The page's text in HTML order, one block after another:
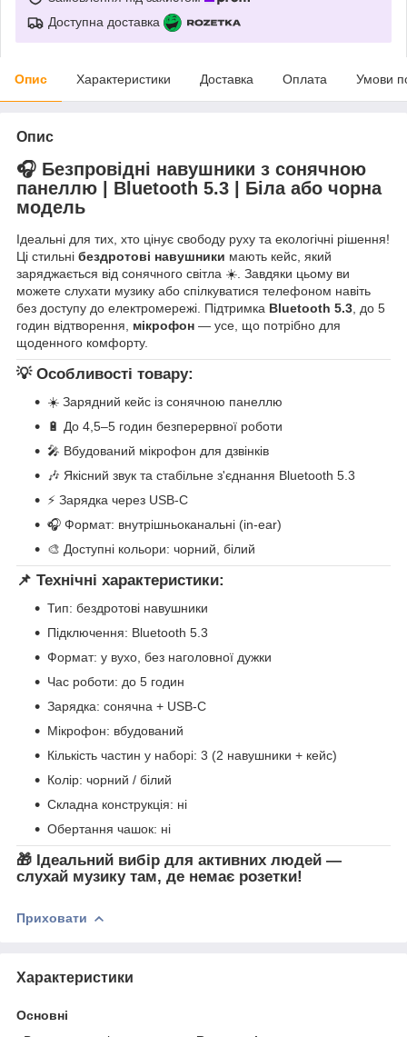
Доступна доставка
Опис Характеристики Доставка Оплата Умови
Опис
🎧 Безпровідні навушники з сонячною
панеллю | Bluetooth 5.3 | Біла або чорна
модель
Ідеальні для тих, хто цінує свободу руху та екологічні рішення!
Ці стильні бездротові навушники мають кейс, який
заряджається від сонячного світла ☀️. Завдяки цьому ви
можете слухати музику або спілкуватися телефоном навіть
без доступу до електромережі. Підтримка Bluetooth 5.3, до 5
годин відтворення, мікрофон — усе, що потрібно для
щоденного комфорту.
💡 Особливості товару:
☀️ Зарядний кейс із сонячною панеллю
🔋 До 4,5–5 годин безперервної роботи
🎤 Вбудований мікрофон для дзвінків
🎶 Якісний звук та стабільне з'єднання Bluetooth 5.3
⚡ Зарядка через USB-C
🎧 Формат: внутрішньоканальні (in-ear)
🎨 Доступні кольори: чорний, білий
📌 Технічні характеристики:
Тип: бездротові навушники
Підключення: Bluetooth 5.3
Формат: у вухо, без наголовної дужки
Час роботи: до 5 годин
Зарядка: сонячна + USB-C
Мікрофон: вбудований
Кількість частин у наборі: 3 (2 навушники + кейс)
Колір: чорний / білий
Складна конструкція: ні
Обертання чашок: ні
🎁 Ідеальний вибір для активних людей —
слухай музику там, де немає розетки!
Приховати
Характеристики
Основні